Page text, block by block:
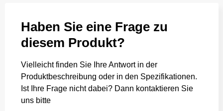
Haben Sie eine Frage zu
diesem Produkt?
Vielleicht finden Sie Ihre Antwort in der
Produktbeschreibung oder in den Spezifikationen.
Ist Ihre Frage nicht dabei? Dann kontaktieren Sie
uns bitte